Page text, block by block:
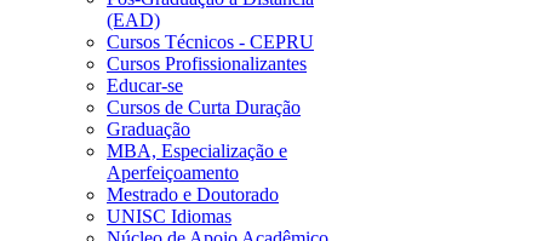
(EAD)
Cursos Técnicos - CEPRU
Cursos Profissionalizantes
Educar-se
Cursos de Curta Duração
Graduação
MBA, Especialização e
Aperfeiçoamento
Mestrado e Doutorado
UNISC Idiomas